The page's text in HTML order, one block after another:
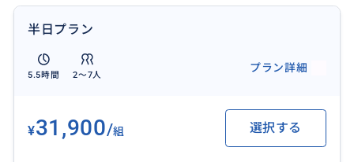
【蘭陽博物館】
半日プラン
5.5時間 2〜7人
プラン詳細
¥31,900/組 選択する